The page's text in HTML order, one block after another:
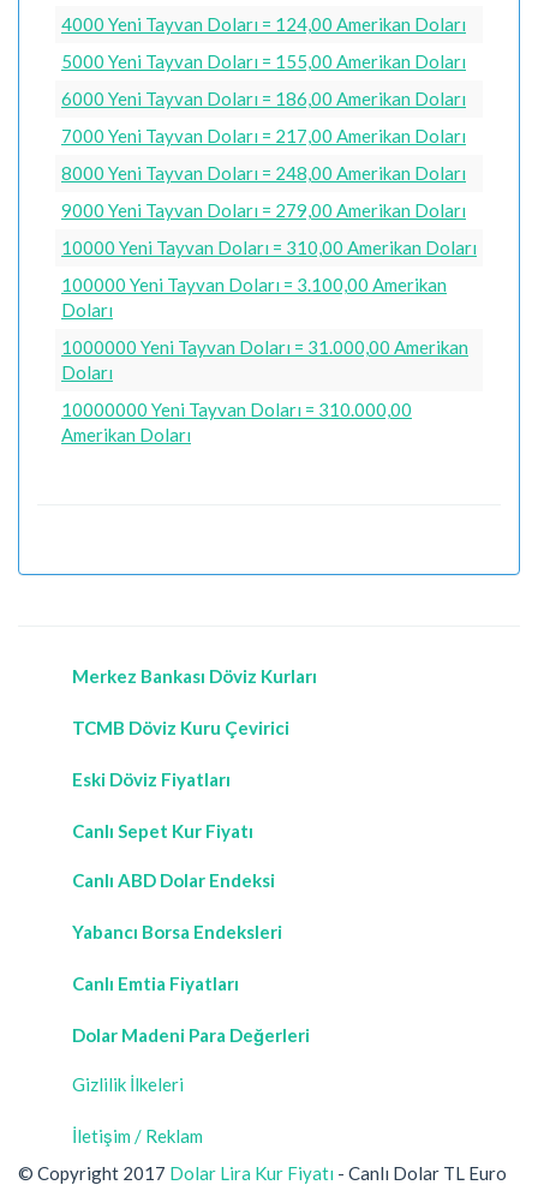
4000 Yeni Tayvan Doları = 124,00 Amerikan Doları
5000 Yeni Tayvan Doları = 155,00 Amerikan Doları
6000 Yeni Tayvan Doları = 186,00 Amerikan Doları
7000 Yeni Tayvan Doları = 217,00 Amerikan Doları
8000 Yeni Tayvan Doları = 248,00 Amerikan Doları
9000 Yeni Tayvan Doları = 279,00 Amerikan Doları
10000 Yeni Tayvan Doları = 310,00 Amerikan Doları
100000 Yeni Tayvan Doları = 3.100,00 Amerikan
Doları
1000000 Yeni Tayvan Doları = 31.000,00 Amerikan
Doları
10000000 Yeni Tayvan Doları = 310.000,00
Amerikan Doları
Merkez Bankası Döviz Kurları
TCMB Döviz Kuru Çevirici
Eski Döviz Fiyatları
Canlı Sepet Kur Fiyatı
Canlı ABD Dolar Endeksi
Yabancı Borsa Endeksleri
Canlı Emtia Fiyatları
Dolar Madeni Para Değerleri
Gizlilik İlkeleri
İletişim / Reklam
© Copyright 2017 Dolar Lira Kur Fiyatı - Canlı Dolar TL Euro